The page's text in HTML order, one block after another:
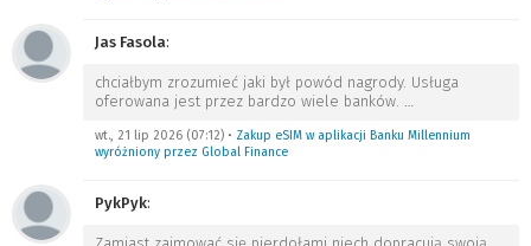
Jas Fasola:
chciałbym zrozumieć jaki był powód nagrody. Usługa
oferowana jest przez bardzo wiele banków. …
wt., 21 lip 2026 (07:12) • Zakup eSIM w aplikacji Banku Millennium
wyróżniony przez Global Finance
PykPyk: